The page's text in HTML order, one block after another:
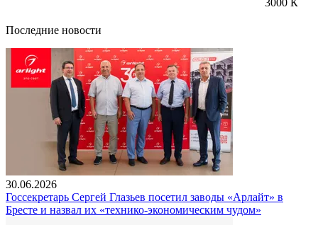
3000 К
Последние новости
30.06.2026
Госсекретарь Сергей Глазьев посетил заводы «Арлайт» в
Бресте и назвал их «технико-экономическим чудом»